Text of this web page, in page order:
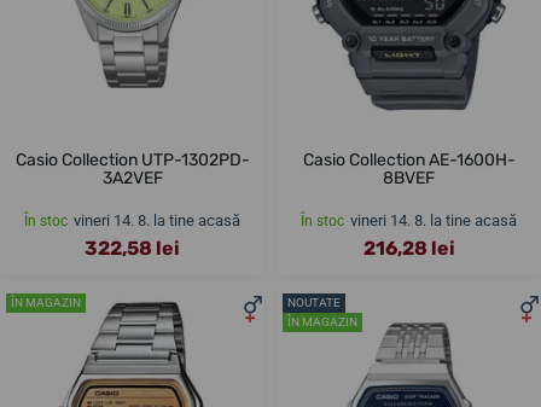
Casio Collection UTP-1302PD-
3A2VEF
În stoc vineri 14. 8. la tine acasă
322,58 lei
Casio Collection AE-1600H-
8BVEF
În stoc vineri 14. 8. la tine acasă
216,28 lei
ÎN MAGAZIN
NOUTATE
ÎN MAGAZIN